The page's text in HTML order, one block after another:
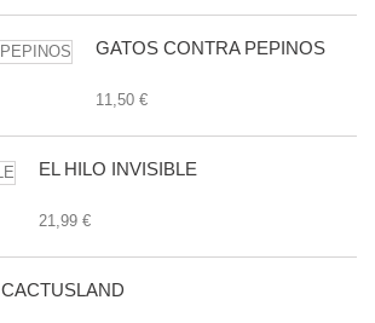
GATOS CONTRA PEPINOS
11,50 €
EL HILO INVISIBLE
21,99 €
CACTUSLAND